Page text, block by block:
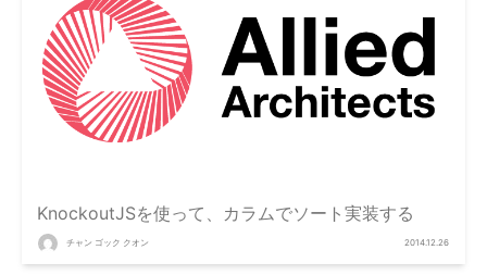
KnockoutJSを使って、カラムでソート実装する
チャン ゴック クオン 2014.12.26